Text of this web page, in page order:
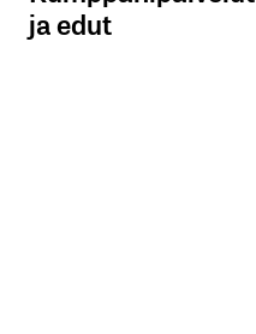
ja edut